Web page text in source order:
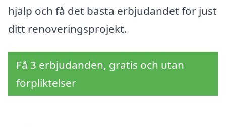
hjälp och få det bästa erbjudandet för just
ditt renoveringsprojekt.
Få 3 erbjudanden, gratis och utan
förpliktelser